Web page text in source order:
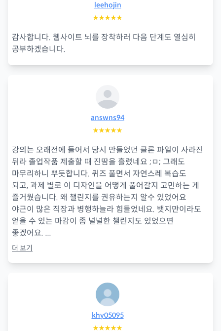
leehojin
★★★★★
감사합니다. 웹사이트 뇌를 장착하러 다음 단계도 열심히
공부하겠습니다.
answns94
★★★★★
강의는 오래전에 들어서 당시 만들었던 클론 파일이 사라진
뒤라 졸업작품 제출할 때 진땀을 흘렸네요 ;ㅁ; 그래도
마무리하니 뿌듯합니다. 퀴즈 풀면서 자연스레 복습도
되고, 과제 별로 이 디자인을 어떻게 풀어갈지 고민하는 게
즐거웠습니다. 왜 챌린지를 권유하는지 알수 있었어요
야근이 많은 직장과 병행하늘라 힘들었네요. 뱃지만이라도
얻을 수 있는 마감이 좀 널널한 챌린지도 있었으면
좋겠어요. ...
더 보기
khy05095
★★★★★